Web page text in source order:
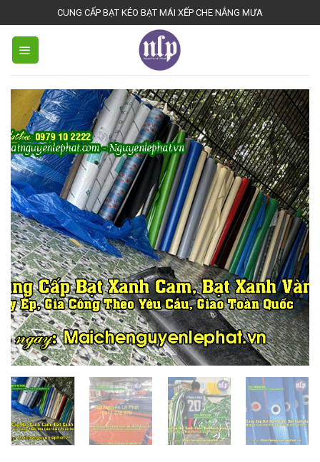
Bienhoadongnai.netCUNG CẤP BẠT KÉO BẠT MÁI XẾP CHE NẮNG MƯA